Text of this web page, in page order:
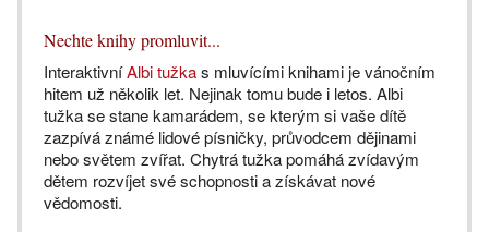
Nechte knihy promluvit...
InteraktivníAlbi tužkas mluvícími knihami je vánočním
hitem už několik let. Nejinak tomu bude i letos. Albi
tužka se stane kamarádem, se kterým si vaše dítě
zazpívá známé lidové písničky, průvodcem dějinami
nebo světem zvířat. Chytrá tužka pomáhá zvídavým
dětem rozvíjet své schopnosti a získávat nové
vědomosti.